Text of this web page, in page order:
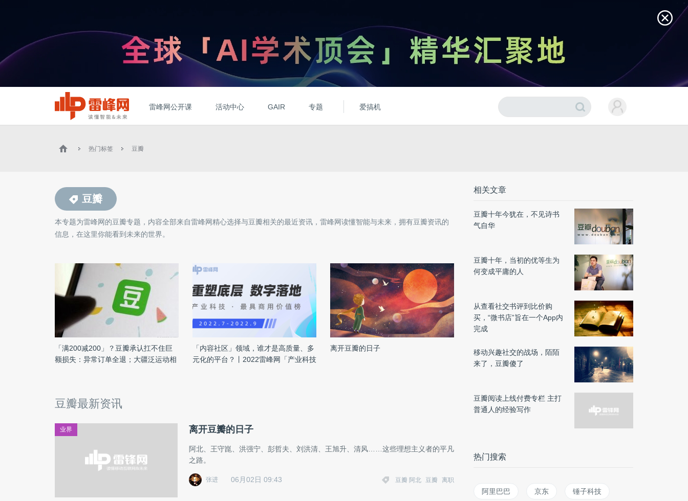
雷峰网公开课 活动中心 GAIR 专题 爱搞机
热门标签 豆瓣
豆瓣
本专题为雷峰网的豆瓣专题，内容全部来自雷峰网精心选择与豆瓣相关的最近资讯，雷峰网读懂智能与未来，拥有豆瓣资讯的
信息，在这里你能看到未来的世界。
「满200减200」？豆瓣承认扛不住巨
额损失：异常订单全退；大疆泛运动相
「内容社区」领域，谁才是高质量、多
元化的平台？丨2022雷峰网「产业科技
离开豆瓣的日子
豆瓣最新资讯
业界 离开豆瓣的日子
阿北、王守崑、洪强宁、彭哲夫、刘洪清、王旭升、清风……这些理想主义者的平凡
之路。
张进 06月02日 09:43 豆瓣 阿北 豆瓣 离职
相关文章
豆瓣十年今犹在，不见诗书
气自华
豆瓣十年，当初的优等生为
何变成平庸的人
从查看社交书评到比价购
买，“微书店”旨在一个App内
完成
移动兴趣社交的战场，陌陌
来了，豆瓣傻了
豆瓣阅读上线付费专栏 主打
普通人的经验写作
热门搜索
阿里巴巴 京东 锤子科技